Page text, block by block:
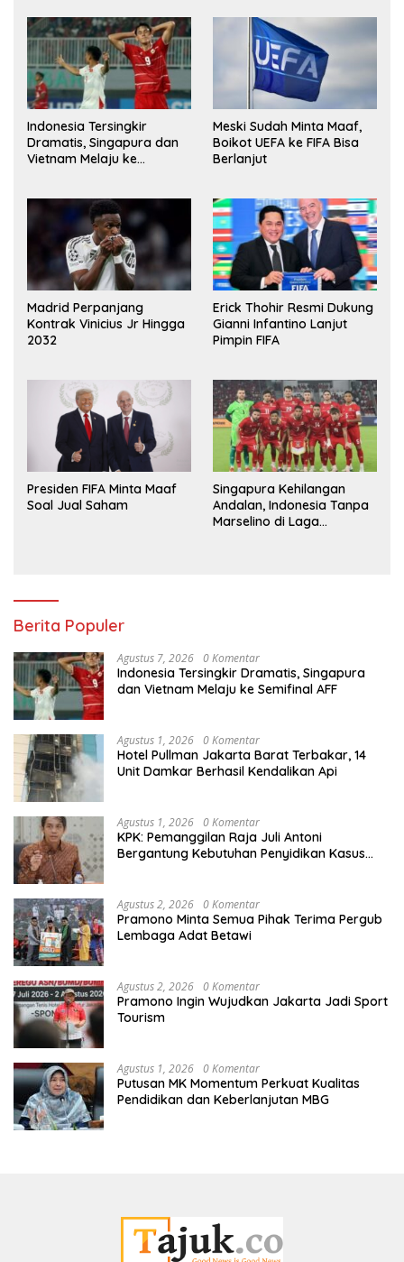
Indonesia Tersingkir
Dramatis, Singapura dan
Vietnam Melaju ke
Meski Sudah Minta Maaf,
Boikot UEFA ke FIFA Bisa
Berlanjut
Madrid Perpanjang
Kontrak Vinicius Jr Hingga
2032
Erick Thohir Resmi Dukung
Gianni Infantino Lanjut
Pimpin FIFA
Presiden FIFA Minta Maaf
Soal Jual Saham
Singapura Kehilangan
Andalan, Indonesia Tanpa
Marselino di Laga
Berita Populer
Agustus 7, 2026 0 Komentar
Indonesia Tersingkir Dramatis, Singapura
dan Vietnam Melaju ke Semifinal AFF
Agustus 1, 2026 0 Komentar
Hotel Pullman Jakarta Barat Terbakar, 14
Unit Damkar Berhasil Kendalikan Api
Agustus 1, 2026 0 Komentar
KPK: Pemanggilan Raja Juli Antoni
Bergantung Kebutuhan Penyidikan Kasus
Agustus 2, 2026 0 Komentar
Pramono Minta Semua Pihak Terima Pergub
Lembaga Adat Betawi
Agustus 2, 2026 0 Komentar
Pramono Ingin Wujudkan Jakarta Jadi Sport
Tourism
Agustus 1, 2026 0 Komentar
Putusan MK Momentum Perkuat Kualitas
Pendidikan dan Keberlanjutan MBG